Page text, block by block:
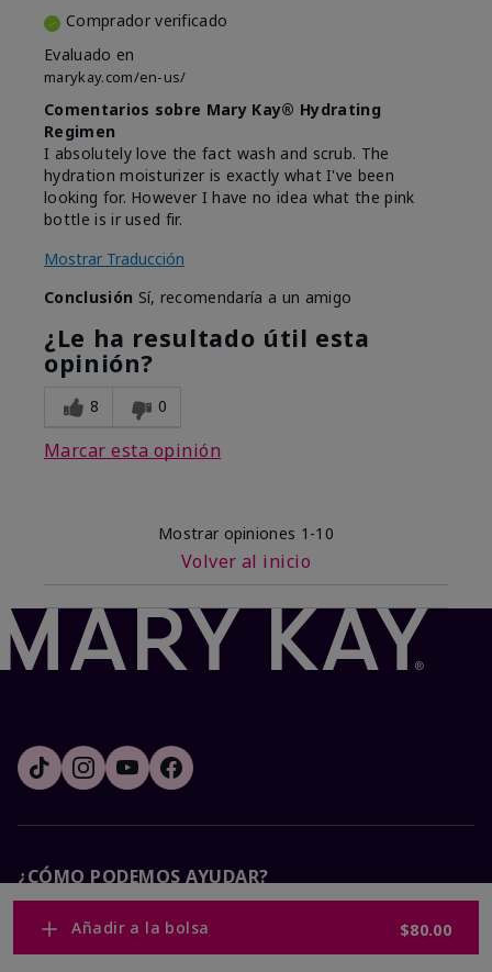
Añadir a la bolsa $80.00
Comprador verificado
Evaluado en
marykay.com/en-us/
Comentarios sobre Mary Kay® Hydrating
Regimen
I absolutely love the fact wash and scrub. The
hydration moisturizer is exactly what I've been
looking for. However I have no idea what the pink
bottle is ir used fir.
Mostrar Traducción
Conclusión Sí, recomendaría a un amigo
¿Le ha resultado útil esta
opinión?
8 0
Marcar esta opinión
Mostrar opiniones 1-10
Volver al inicio
¿CÓMO PODEMOS AYUDAR?
Recibe e-mails